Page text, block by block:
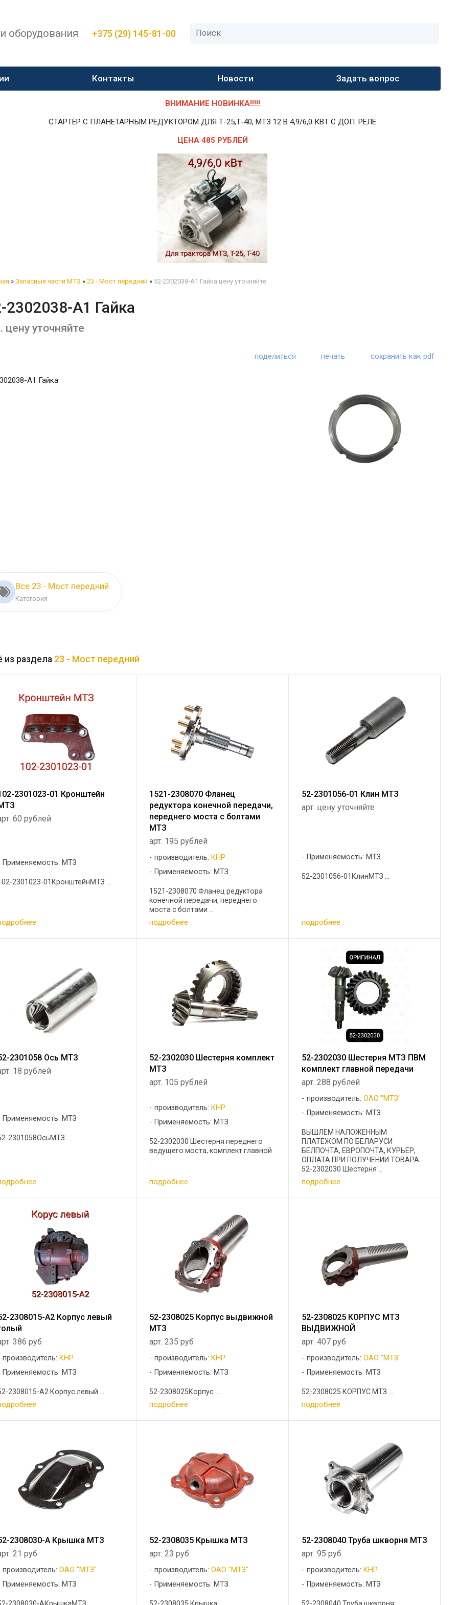
оборудования +375 (29) 145-81-00
Контакты Новости Задать вопрос
ВНИМАНИЕ НОВИНКА!!!!!
СТАРТЕР С ПЛАНЕТАРНЫМ РЕДУКТОРОМ ДЛЯ Т-25,Т-40, МТЗ 12 В 4,9/6,0 КВТ С ДОП. РЕЛЕ
ЦЕНА 485 РУБЛЕЙ
» Запасные части МТЗ » 23 - Мост передний » 52-2302038-А1 Гайка цену уточняйте
2302038-А1 Гайка
цену уточняйте
поделиться печать сохранить как pdf
А1 Гайка
Все 23 - Мост передний
Категория
из раздела 23 - Мост передний
2301023-01 Кронштейн
60 рублей
Применяемость: МТЗ
2301023-01КронштейнМТЗ ...
1521-2308070 Фланец
редуктора конечной передачи,
переднего моста с болтами
МТЗ
арт. 195 рублей
производитель: КНР
Применяемость: МТЗ
1521-2308070 Фланец редуктора
конечной передачи, переднего
моста с болтами ...
подробнее
52-2301056-01 Клин МТЗ
арт. цену уточняйте
Применяемость: МТЗ
52-2301056-01КлинМТЗ ...
подробнее
2301058 Ось МТЗ
18 рублей
Применяемость: МТЗ
2301058ОсьМТЗ ...
52-2302030 Шестерня комплект
МТЗ
арт. 105 рублей
производитель: КНР
Применяемость: МТЗ
52-2302030 Шестерня переднего
ведущего моста, комплект главной
...
подробнее
52-2302030 Шестерня МТЗ ПВМ
комплект главной передачи
арт. 288 рублей
производитель: ОАО "МТЗ"
Применяемость: МТЗ
ВЫШЛЕМ НАЛОЖЕННЫМ
ПЛАТЕЖОМ ПО БЕЛАРУСИ
БЕЛПОЧТА, ЕВРОПОЧТА, КУРЬЕР,
ОПЛАТА ПРИ ПОЛУЧЕНИИ ТОВАРА
52-2302030 Шестерня ...
подробнее
2308015-А2 Корпус левый
386 руб
производитель: КНР
Применяемость: МТЗ
2308015-А2 Корпус левый ...
52-2308025 Корпус выдвижной
МТЗ
арт. 235 руб
производитель: КНР
Применяемость: МТЗ
52-2308025Корпус ...
подробнее
52-2308025 КОРПУС МТЗ
ВЫДВИЖНОЙ
арт. 407 руб
производитель: ОАО "МТЗ"
Применяемость: МТЗ
52-2308025 КОРПУС МТЗ ...
подробнее
2308030-А Крышка МТЗ
21 руб
производитель: ОАО "МТЗ"
Применяемость: МТЗ
2308030-АКрышкаМТЗ ...
52-2308035 Крышка МТЗ
арт. 23 руб
производитель:ОАО "МТЗ"
Применяемость: МТЗ
52-2308035 Крышка ...
52-2308040 Труба шкворня МТЗ
арт. 95 руб
производитель: КНР
Применяемость: МТЗ
52-2308040 Труба шкворня ...